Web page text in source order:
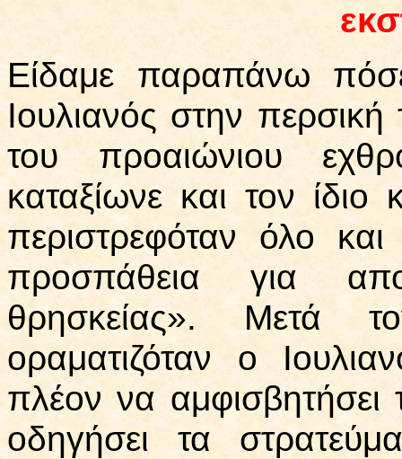
Είδαμε παραπάνω
Ιουλιανός στην
του προαιώνιου
καταξίωνε και τον ίδιο
περιστρεφόταν όλο
προσπάθεια για
θρησκείας». Μετά
οραματιζόταν ο
πλέον να αμφισβητήσει
οδηγήσει τα